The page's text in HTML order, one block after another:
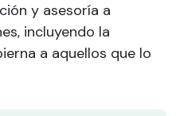
y asesoría a
incluyendo la
a aquellos que lo